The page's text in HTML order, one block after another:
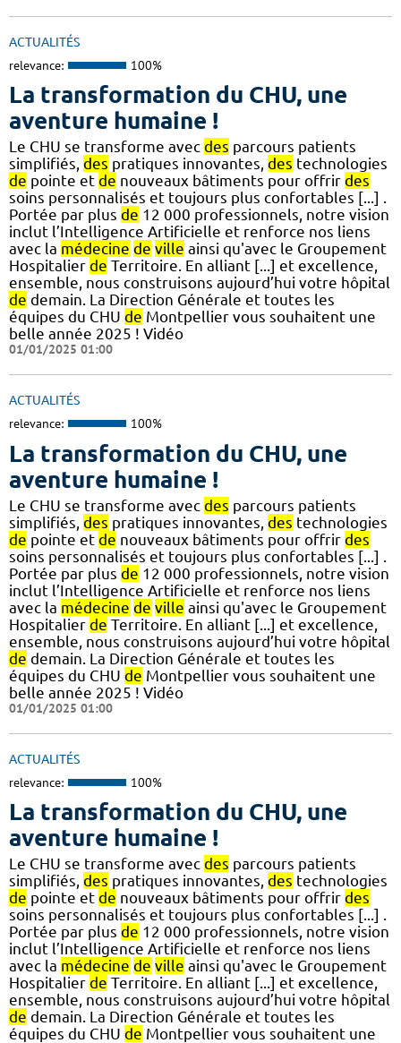
ACTUALITÉS
relevance: 100%
La transformation du CHU, une
aventure humaine !
Le CHU se transforme avec des parcours patients
simplifiés, des pratiques innovantes, des technologies
de pointe et de nouveaux bâtiments pour offrir des
soins personnalisés et toujours plus confortables [...] .
Portée par plus de 12 000 professionnels, notre vision
inclut l’Intelligence Artificielle et renforce nos liens
avec la médecine de ville ainsi qu'avec le Groupement
Hospitalier de Territoire. En alliant [...] et excellence,
ensemble, nous construisons aujourd’hui votre hôpital
de demain. La Direction Générale et toutes les
équipes du CHU de Montpellier vous souhaitent une
belle année 2025 ! Vidéo
01/01/2025 01:00
ACTUALITÉS
relevance: 100%
La transformation du CHU, une
aventure humaine !
Le CHU se transforme avec des parcours patients
simplifiés, des pratiques innovantes, des technologies
de pointe et de nouveaux bâtiments pour offrir des
soins personnalisés et toujours plus confortables [...] .
Portée par plus de 12 000 professionnels, notre vision
inclut l’Intelligence Artificielle et renforce nos liens
avec la médecine de ville ainsi qu'avec le Groupement
Hospitalier de Territoire. En alliant [...] et excellence,
ensemble, nous construisons aujourd’hui votre hôpital
de demain. La Direction Générale et toutes les
équipes du CHU de Montpellier vous souhaitent une
belle année 2025 ! Vidéo
01/01/2025 01:00
ACTUALITÉS
relevance: 100%
La transformation du CHU, une
aventure humaine !
Le CHU se transforme avec des parcours patients
simplifiés, des pratiques innovantes, des technologies
de pointe et de nouveaux bâtiments pour offrir des
soins personnalisés et toujours plus confortables [...] .
Portée par plus de 12 000 professionnels, notre vision
inclut l’Intelligence Artificielle et renforce nos liens
avec la médecine de ville ainsi qu'avec le Groupement
Hospitalier de Territoire. En alliant [...] et excellence,
ensemble, nous construisons aujourd’hui votre hôpital
de demain. La Direction Générale et toutes les
équipes du CHU de Montpellier vous souhaitent une